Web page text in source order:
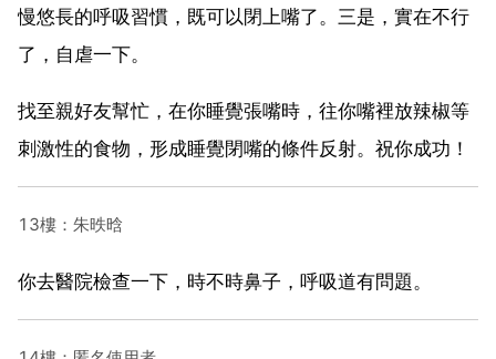
慢悠長的呼吸習慣，既可以閉上嘴了。三是，實在不行
了，自虐一下。
找至親好友幫忙，在你睡覺張嘴時，往你嘴裡放辣椒等
刺激性的食物，形成睡覺閉嘴的條件反射。祝你成功！
13樓：朱昳晗
你去醫院檢查一下，時不時鼻子，呼吸道有問題。